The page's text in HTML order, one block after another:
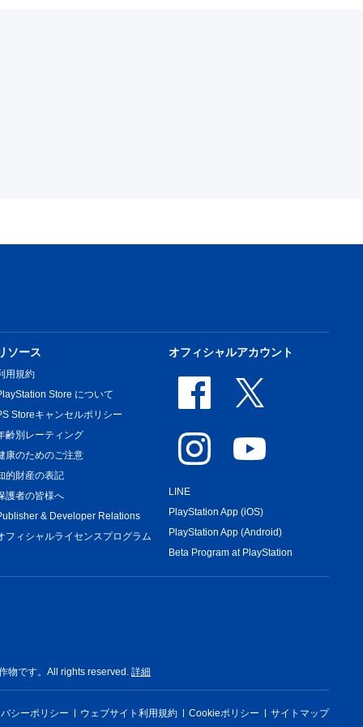
ソース
用規約
Store について
Storeキャンセルポリシー
齢別レーティング
康のためのご注意
的財産の表記
護者の皆様へ
& Developer Relations
フィシャルライセンスプログラム
オフィシャルアカウント
LINE
PlayStation App (iOS)
PlayStation App (Android)
Beta Program at PlayStation
物です。All rights reserved. 詳細
シーポリシー ウェブサイト利用規約 Cookieポリシー サイトマップ